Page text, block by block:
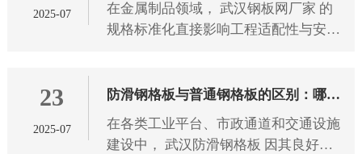
2025-07 寸、网孔形状全解析
在金属制品领域， 武汉钢板网厂家 的
规格标准化直接影响工程适配性与安全
规范，为选型提供专业依据。
23
2025-07
防滑钢格板与普通钢格板的区别：哪种
更适合您的项目需求？
在各类工业平台、市政通道和交通设施
建设中， 武汉防滑钢格板 因其良好的